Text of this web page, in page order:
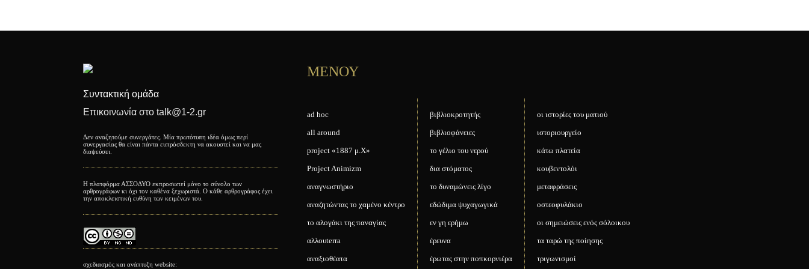
Συντακτική ομάδα
Επικοινωνία στο talk@1-2.gr
Δεν αναζητούμε συνεργάτες. Μία πρωτότυπη ιδέα όμως περί
συνεργασίας θα είναι πάντα ευπρόσδεκτη να ακουστεί και να μας
διαψεύσει.
Η πλατφόρμα ΑΣΣΟΔΥΟ εκπροσωπεί μόνο το σύνολο των
αρθρογράφων κι όχι τον καθένα ξεχωριστά. Ο κάθε αρθρογράφος έχει
την αποκλειστική ευθύνη των κειμένων του.
σχεδιασμός και ανάπτυξη website:
ΜΕΝΟΥ
ad hoc
all around
project «1887 μ.Χ»
Project Animizm
αναγνωστήριο
αναζητώντας το χαμένο κέντρο
το αλογάκι της παναγίας
αλλουterra
αναξιοθέατα
βιβλιοκροτητής
βιβλιοφάνειες
το γέλιο του νερού
δια στόματος
το δυναμώνεις λίγο
εδώδιμα ψυχαγωγικά
εν γη ερήμω
έρευνα
έρωτας στην ποπκορνιέρα
οι ιστορίες του ματιού
ιστοριουργείο
κάτω πλατεία
κουβεντολόι
μεταφράσεις
οστεοφυλάκιο
οι σημειώσεις ενός σόλοικου
τα ταρώ της ποίησης
τριγωνισμοί